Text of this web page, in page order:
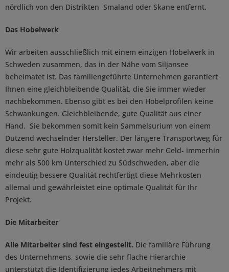
nördlich von den Distrikten Smaland oder Skane entfernt.
Das Hobelwerk
Wir arbeiten ausschließlich mit einem einzigen Hobelwerk in
Schweden zusammen, das in der Nähe vom Siljansee
beheimatet ist. Das familiengeführte Unternehmen garantiert
Ihnen eine gleichbleibende Qualität, die Sie immer wieder
nachbekommen. Ebenso gibt es bei den Hobelprofilen keine
Schwankungen. Gleichbleibende, gute Qualität aus einer
Hand. Sie bekommen somit kein Sammelsurium von einem
Dutzend wechselnder Hersteller. Der längere Transportweg für
diese sehr gute Holzqualität kostet zwar mehr Geld- immerhin
mehr als 500 km Unterschied zu Südschweden, aber die
eindeutig bessere Qualität rechtfertigt diese Mehrkosten
allemal und gewährleistet eine optimale Qualität für Ihr
Projekt.
Die Mitarbeiter
Alle Mitarbeiter sind fest eingestellt. Die familiäre Führung
des Unternehmens, sowie die sehr flache Hierarchie
unterstützt die Identifizierung jedes Arbeitnehmers mit